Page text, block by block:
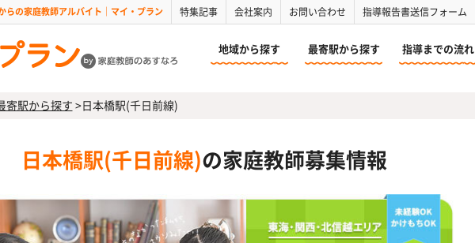
らの家庭教師アルバイト｜マイ・プラン 特集記事 会社案内 お問い合わせ 指導報告書送信フォーム
地域から探す 最寄駅から探す 指導までの流れ
寄駅から探す >日本橋駅(千日前線)
日本橋駅(千日前線)の家庭教師募集情報